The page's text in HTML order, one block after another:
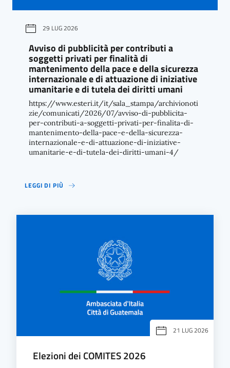
29 LUG 2026
Avviso di pubblicità per contributi a
soggetti privati per finalità di
mantenimento della pace e della sicurezza
internazionale e di attuazione di iniziative
umanitarie e di tutela dei diritti umani
https://www.esteri.it/it/sala_stampa/archivionoti
zie/comunicati/2026/07/avviso-di-pubblicita-
per-contributi-a-soggetti-privati-per-finalita-di-
mantenimento-della-pace-e-della-sicurezza-
internazionale-e-di-attuazione-di-iniziative-
umanitarie-e-di-tutela-dei-diritti-umani-4/
LEGGI DI PIÙ
21 LUG 2026
Elezioni dei COMITES 2026